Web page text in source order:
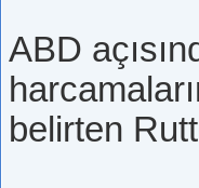
ABD
belirten